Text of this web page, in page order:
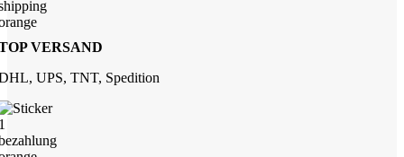
VERSAND
UPS, TNT, Spedition